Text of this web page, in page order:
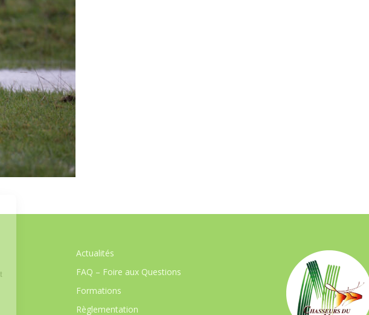
Actualités
FAQ – Foire aux Questions
Formations
Règlementation